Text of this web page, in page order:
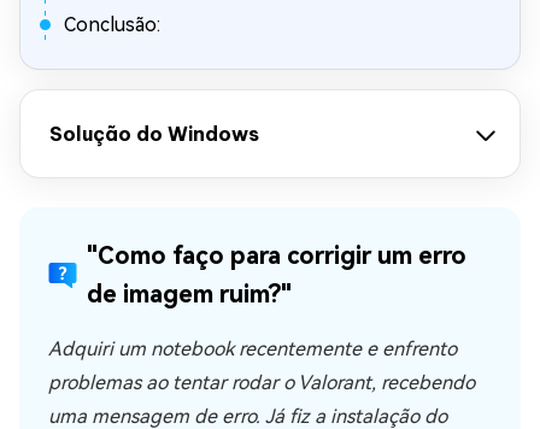
Conclusão:
Solução do Windows
"Como faço para corrigir um erro
de imagem ruim?"
Adquiri um notebook recentemente e enfrento
problemas ao tentar rodar o Valorant, recebendo
uma mensagem de erro. Já fiz a instalação do